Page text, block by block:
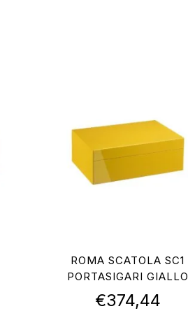
ROMA SCATOLA SC1
PORTASIGARI GIALLO
€374,44